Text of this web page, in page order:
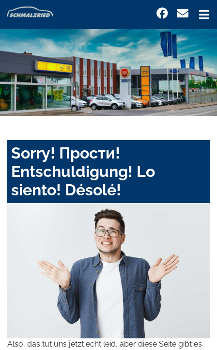
Sorry! Прости!
Entschuldigung! Lo
siento! Désolé!
Also, das tut uns jetzt echt leid, aber diese Seite gibt es